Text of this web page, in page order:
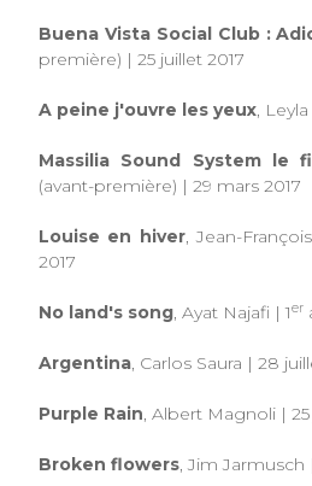
Buena Vista Social Club :
première) | 25 juillet 2017
A peine j'ouvre les yeux,
Massilia Sound System le
(avant-première) | 29 mars 2017
Louise en hiver, Jean-
2017
No land's song, Ayat Najafi | 1er
Argentina, Carlos Saura | 28
Purple Rain, Albert Magnoli | 25
Broken flowers, Jim Jarmusch